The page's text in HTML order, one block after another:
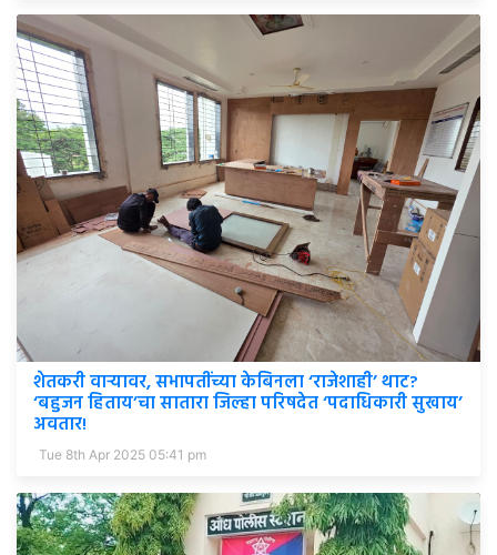
शेतकरी वाऱ्यावर, सभापतींच्या केबिनला ‘राजेशाही’ थाट?
‘बहुजन हिताय’चा सातारा जिल्हा परिषदेत ‘पदाधिकारी सुखाय’
अवतार!
Tue 8th Apr 2025 05:41 pm